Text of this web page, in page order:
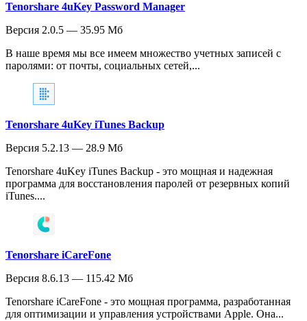
Tenorshare 4uKey Password Manager
Версия 2.0.5 — 35.95 Мб
В наше время мы все имеем множество учетных записей с
паролями: от почты, социальных сетей,...
Tenorshare 4uKey iTunes Backup
Версия 5.2.13 — 28.9 Мб
Tenorshare 4uKey iTunes Backup - это мощная и надежная
программа для восстановления паролей от резервных копий
iTunes....
Tenorshare iCareFone
Версия 8.6.13 — 115.42 Мб
Tenorshare iCareFone - это мощная программа, разработанная
для оптимизации и управления устройствами Apple. Она...